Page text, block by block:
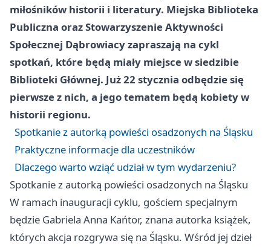
miłośników historii i literatury. Miejska Biblioteka
Publiczna oraz Stowarzyszenie Aktywności
Społecznej Dąbrowiacy zapraszają na cykl
spotkań, które będą miały miejsce w siedzibie
Biblioteki Głównej. Już 22 stycznia odbędzie się
pierwsze z nich, a jego tematem będą kobiety w
historii regionu.
Spotkanie z autorką powieści osadzonych na Śląsku
Praktyczne informacje dla uczestników
Dlaczego warto wziąć udział w tym wydarzeniu?
Spotkanie z autorką powieści osadzonych na Śląsku
W ramach inauguracji cyklu, gościem specjalnym
będzie Gabriela Anna Kańtor, znana autorka książek,
których akcja rozgrywa się na Śląsku. Wśród jej dzieł